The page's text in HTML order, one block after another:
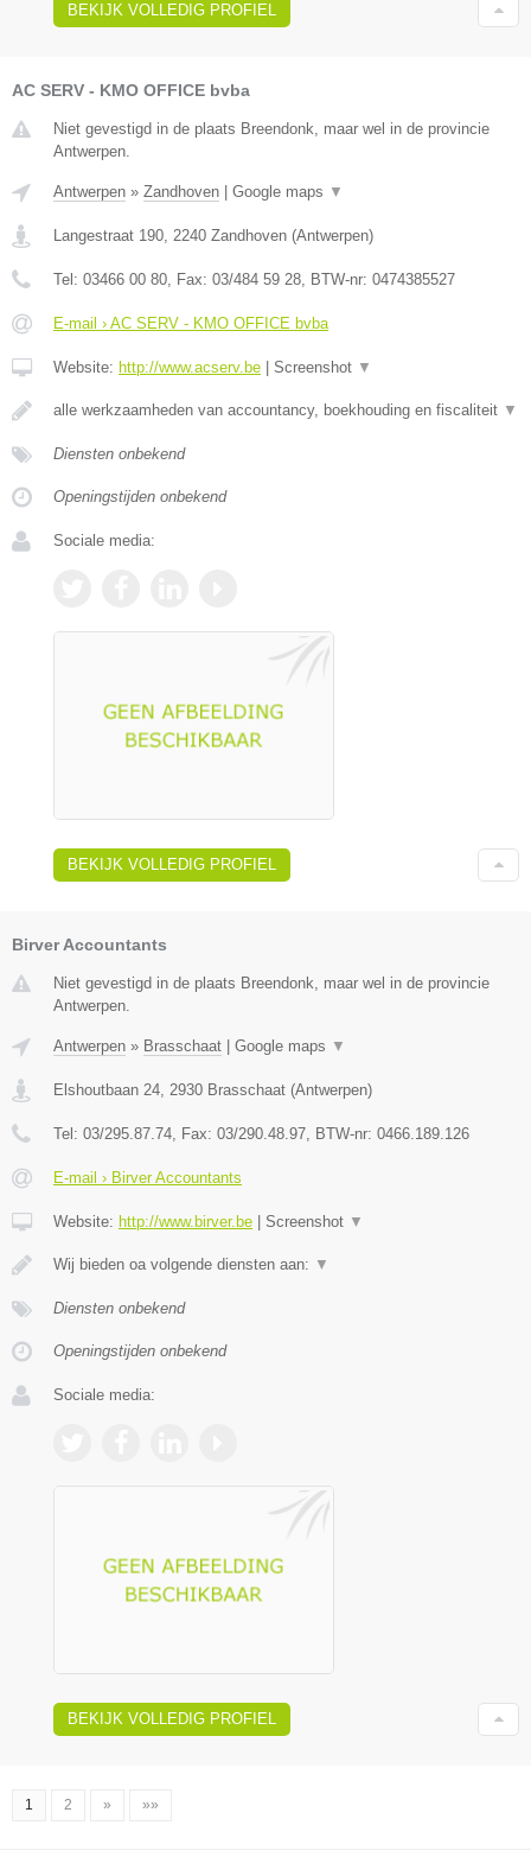
BEKIJK VOLLEDIG PROFIEL
AC SERV - KMO OFFICE bvba
Niet gevestigd in de plaats Breendonk, maar wel in de provincie
Antwerpen.
Antwerpen » Zandhoven Google maps ▼
Langestraat 190, 2240 Zandhoven (Antwerpen)
Tel: 03466 00 80, Fax: 03/484 59 28, BTW-nr: 0474385527
E-mail › AC SERV - KMO OFFICE bvba
Website: http://www.acserv.be Screenshot ▼
alle werkzaamheden van accountancy, boekhouding en fiscaliteit ▼
Diensten onbekend
Openingstijden onbekend
Sociale media:
BEKIJK VOLLEDIG PROFIEL
Birver Accountants
Niet gevestigd in de plaats Breendonk, maar wel in de provincie
Antwerpen.
Antwerpen » Brasschaat Google maps ▼
Elshoutbaan 24 2930 Brasschaat (Antwerpen)
Tel: 03/295.87.74 , Fax: 03/290.48.97 , BTW-nr: 0466.189.126
E-mail › Birver Accountants
Website: http://www.birver.be Screenshot ▼
Wij bieden oa volgende diensten aan: ▼
Diensten onbekend
Openingstijden onbekend
Sociale media:
BEKIJK VOLLEDIG PROFIEL
1 2 » »»